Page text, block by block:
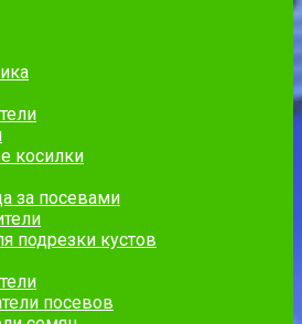
косилки
за посевами
подрезки кустов
посевов